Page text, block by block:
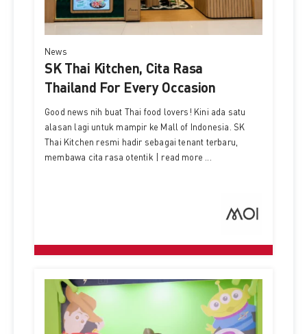
News
SK Thai Kitchen, Cita Rasa
Thailand For Every Occasion
Good news nih buat Thai food lovers! Kini ada satu
alasan lagi untuk mampir ke Mall of Indonesia. SK
Thai Kitchen resmi hadir sebagai tenant terbaru,
membawa cita rasa otentik | read more ...